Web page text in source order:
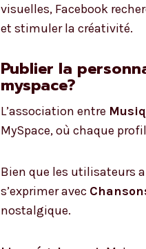
visuelles, Facebook
et stimuler la créativité.
Publier la
myspace?
L’association entre
MySpace, où chaque
Bien que les utilisateurs
s’exprimer avec
nostalgique.